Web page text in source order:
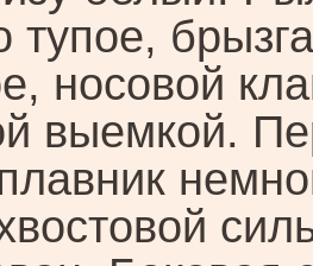
тупое,
носовой
выемкой.